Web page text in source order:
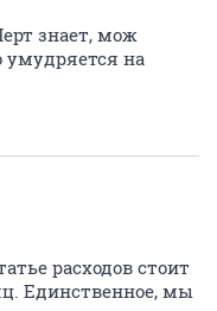
знает, мож
умудряется на
расходов стоит
Единственное, мы